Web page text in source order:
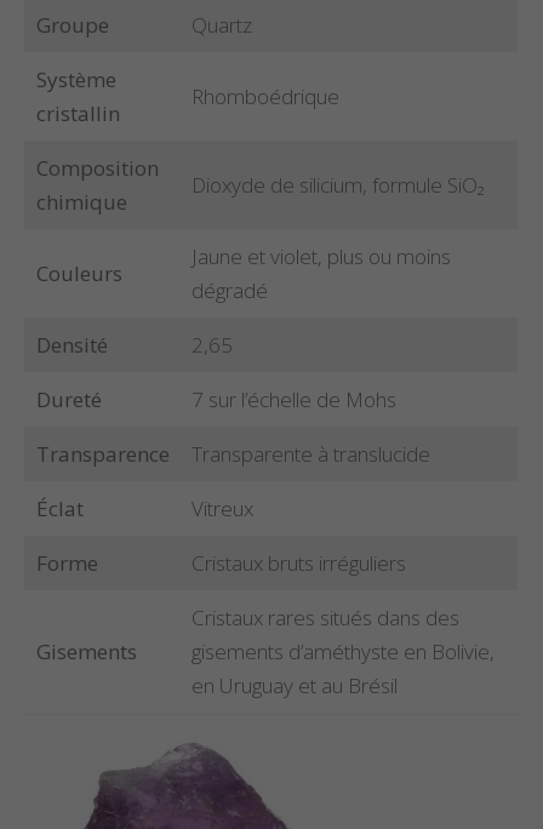
Groupe
Quartz
Système
cristallin
Rhomboédrique
Composition
chimique
Dioxyde de silicium, formule SiO₂
Couleurs
Jaune et violet, plus ou moins
dégradé
Densité
2,65
Dureté
7 sur l’échelle de Mohs
Transparence
Transparente à translucide
Éclat
Vitreux
Forme
Cristaux bruts irréguliers
Gisements
Cristaux rares situés dans des
gisements d’améthyste en Bolivie,
en Uruguay et au Brésil